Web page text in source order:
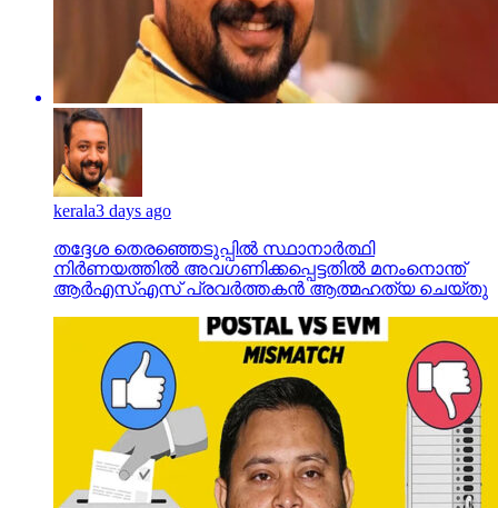
kerala3 days ago
തദ്ദേശ തെരഞ്ഞെടുപ്പില്‍ സ്ഥാനാര്‍ത്ഥി
നിര്‍ണയത്തില്‍ അവഗണിക്കപ്പെട്ടതില്‍ മനംനൊന്ത്
ആര്‍എസ്എസ് പ്രവര്‍ത്തകന്‍ ആത്മഹത്യ ചെയ്തു